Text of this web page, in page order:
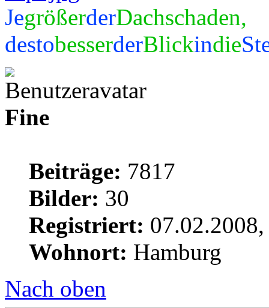
JegrößerderDachschaden,
destobesserderBlickindie
Fine
Beiträge: 7817
Bilder: 30
Registriert:
Wohnort: Hamburg
Nach oben